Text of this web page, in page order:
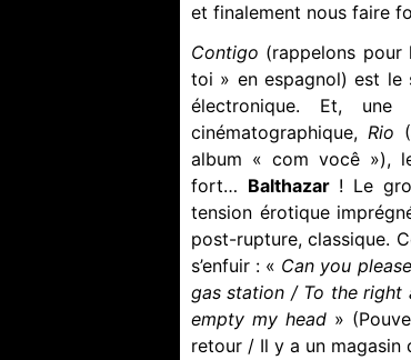
et finalement nous faire
Contigo (rappelons pour
toi » en espagnol) est le
électronique. Et,
cinématographique, Rio
album « com você »),
fort… Balthazar ! Le
tension érotique
post-rupture, classique.
s’enfuir : « Can you
gas station / To the right
empty my head »
retour / Il y a un